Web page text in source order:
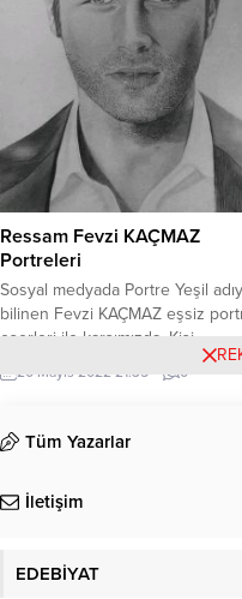
Ressam Fevzi KAÇMAZ
Portreleri
Sosyal medyada Portre Yeşil
bilinen Fevzi KAÇMAZ eşsiz
eserleri ile karşımızda. Kişi
severlerle buluşturmaktayız.
portreler yapmaktadır. Portre
Fevzi KAÇMAZ’A ulaşmak için
yaptırmak isterseniz Ressam
20 Mayıs 2022 21:35 0
Tüm Yazarlar
İletişim
EDEBİYAT